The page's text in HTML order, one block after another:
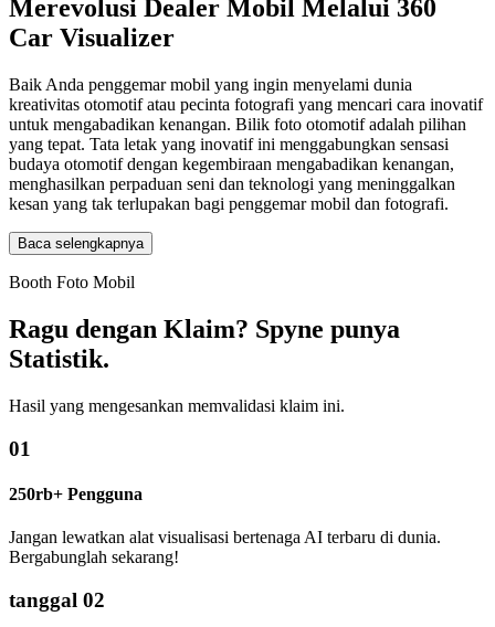
Merevolusi Dealer Mobil Melalui 360
Car Visualizer
Baik Anda penggemar mobil yang ingin menyelami dunia
kreativitas otomotif atau pecinta fotografi yang mencari cara inovatif
untuk mengabadikan kenangan. Bilik foto otomotif adalah pilihan
yang tepat. Tata letak yang inovatif ini menggabungkan sensasi
budaya otomotif dengan kegembiraan mengabadikan kenangan,
menghasilkan perpaduan seni dan teknologi yang meninggalkan
kesan yang tak terlupakan bagi penggemar mobil dan fotografi.
Baca selengkapnya
Booth Foto Mobil
Ragu dengan Klaim? Spyne punya
Statistik.
Hasil yang mengesankan memvalidasi klaim ini.
01
250rb+ Pengguna
Jangan lewatkan alat visualisasi bertenaga AI terbaru di dunia.
Bergabunglah sekarang!
tanggal 02